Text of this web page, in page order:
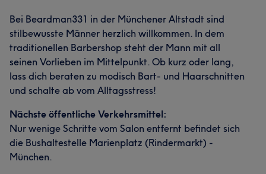
Bei Beardman331 in der Münchener Altstadt sind
stilbewusste Männer herzlich willkommen. In dem
traditionellen Barbershop steht der Mann mit all
seinen Vorlieben im Mittelpunkt. Ob kurz oder lang,
lass dich beraten zu modisch Bart- und Haarschnitten
und schalte ab vom Alltagsstress!
Nächste öffentliche Verkehrsmittel:
Nur wenige Schritte vom Salon entfernt befindet sich
die Bushaltestelle Marienplatz (Rindermarkt) -
München.